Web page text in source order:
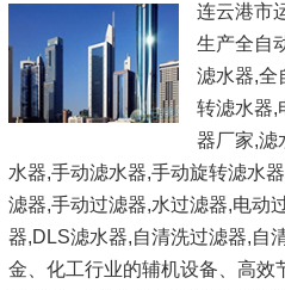
连云港市
生产全自
滤水器,全
转滤水器,
器厂家,滤
水器,手动滤水器,手动旋转滤水
滤器,手动过滤器,水过滤器,电动
器,DLS滤水器,自清洗过滤器,自
金、化工行业的辅机设备、高效